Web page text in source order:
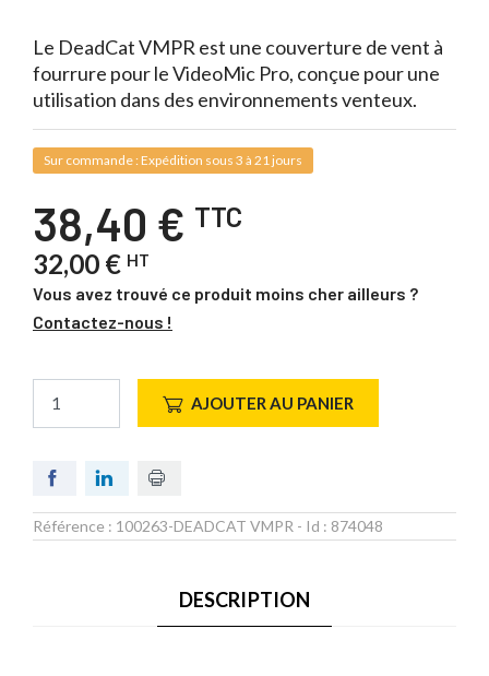
Le DeadCat VMPR est une couverture de vent à
fourrure pour le VideoMic Pro, conçue pour une
utilisation dans des environnements venteux.
Sur commande : Expédition sous 3 à 21 jours
38,40 € TTC
32,00 € HT
Vous avez trouvé ce produit moins cher ailleurs ?
Contactez-nous !
AJOUTER AU PANIER
Référence : 100263-DEADCAT VMPR - Id : 874048
DESCRIPTION